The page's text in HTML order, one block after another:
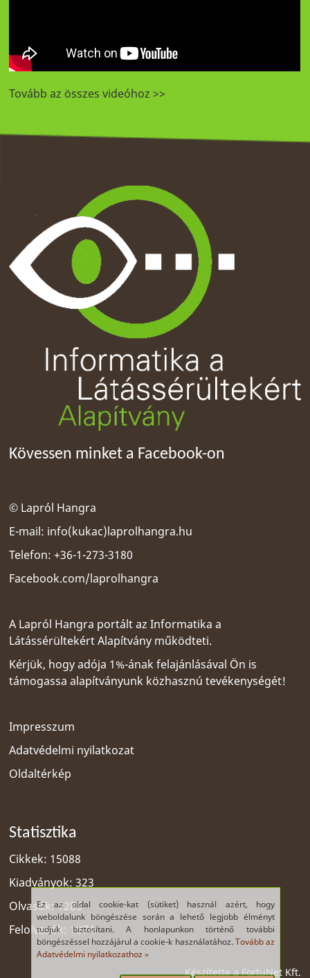
Ez az oldal cookie-kat (sütiket) használ azért, hogy
weboldalunk böngészése során a lehető legjobb élményt
tudjuk biztosítani. A honlapunkon történő további
böngészéssel hozzájárul a cookie-k használatához.Tovább az
Adatvédelmi nyilatkozathoz »
Tovább az összes videóhoz >>
Kövessen minket a Facebook-on
© Lapról Hangra
E-mail: info(kukac)laprolhangra.hu
Telefon: +36-1-273-3180
Facebook.com/laprolhangra
A Lapról Hangra portált azInformatika a
Látássérültekért Alapítvány működteti.
Kérjük, hogy adója 1%-ának felajánlásával Ön is
támogassa alapítványunk közhasznú tevékenységét!
Impresszum
Adatvédelmi nyilatkozat
Oldaltérkép
Statisztika
Cikkek: 15088
Kiadványok: 323
Olvasók: 1285
Felolvasók: 1974
Készítette aFortuNet Kft.